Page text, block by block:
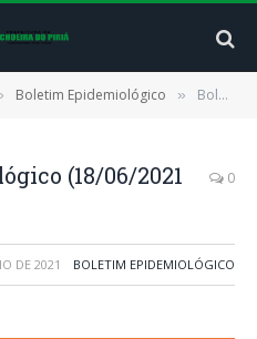
Boletim Epidemiológico » Boletim Epidemiológico (18/06/2021 às 18h)
(18/06/2021
0
DE 2021 BOLETIM EPIDEMIOLÓGICO